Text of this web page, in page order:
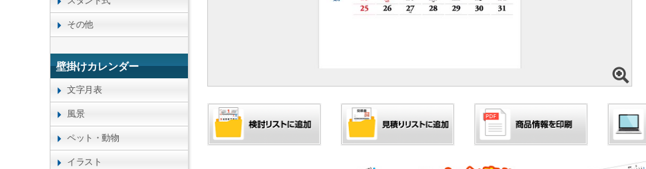
その他
壁掛けカレンダー
文字月表
風景
ペット・動物
イラスト